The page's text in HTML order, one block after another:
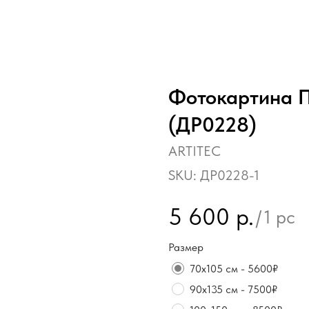
Фотокартина
(ДР0228)
ARTITEC
SKU: ДР0228-1
5 600 р./1 pc
Размер
70х105 см - 5600₽
90х135 см - 7500₽